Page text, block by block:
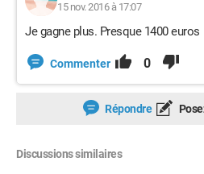
15 nov. 2016 à 17:07
Je gagne plus. Presque 1400 euros
Commenter 0
Répondre
Discussions similaires